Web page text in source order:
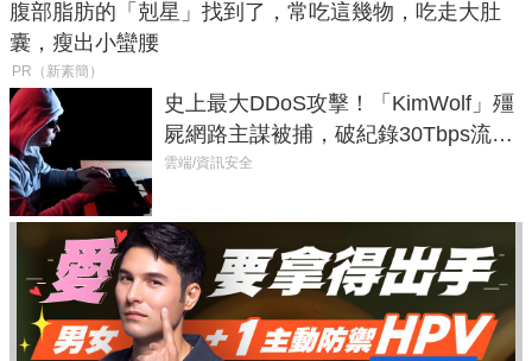
腹部脂肪的「剋星」找到了，常吃這幾物，吃走大肚
囊，瘦出小蠻腰
PR（新素簡）
史上最大DDoS攻擊！「KimWolf」殭
屍網路主謀被捕，破紀錄30Tbps流量
癱瘓全球！
雲端/資訊安全